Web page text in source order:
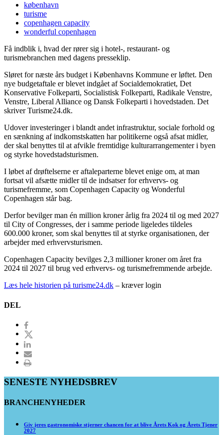
københavn
turisme
copenhagen capacity
wonderful copenhagen
Få indblik i, hvad der rører sig i hotel-, restaurant- og
turismebranchen med dagens presseklip.
Sløret for næste års budget i Københavns Kommune er løftet. Den
nye budgetaftale er blevet indgået af Socialdemokratiet, Det
Konservative Folkeparti, Socialistisk Folkeparti, Radikale Venstre,
Venstre, Liberal Alliance og Dansk Folkeparti i hovedstaden. Det
skriver Turisme24.dk.
Udover investeringer i blandt andet infrastruktur, sociale forhold og
en sænkning af indkomstskatten har politikerne også afsat midler,
der skal benyttes til at afvikle fremtidige kulturarrangementer i byen
og styrke hovedstadsturismen.
I løbet af drøftelserne er aftaleparterne blevet enige om, at man
fortsat vil afsætte midler til de indsatser for erhvervs- og
turismefremme, som Copenhagen Capacity og Wonderful
Copenhagen står bag.
Derfor bevilger man én million kroner årlig fra 2024 til og med 2027
til City of Congresses, der i samme periode ligeledes tildeles
600.000 kroner, som skal benyttes til at styrke organisationen, der
arbejder med erhvervsturismen.
Copenhagen Capacity bevilges 2,3 millioner kroner om året fra
2024 til 2027 til brug ved erhvervs- og turismefremmende arbejde.
Læs hele historien på turisme24.dk – kræver login
DEL
SENESTE NYHEDSBREV
BRANCHENYHEDER
Giv jeres gastronomiske stjerner chancen for at blive Årets Kok og Årets Tjener
2027